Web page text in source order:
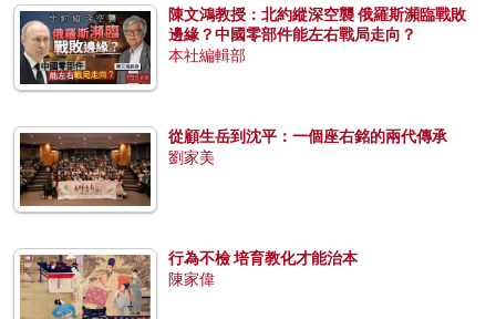
陳文鴻教授：北約縱深空襲 俄羅斯瀕臨戰敗
邊緣？中國零部件能左右戰局走向？
本社編輯部
從顧生岳到沈平：一個座右銘的兩代傳承
劉家美
行為不檢 培育教化才能治本
陳家偉